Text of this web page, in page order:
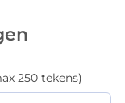
250 tekens)